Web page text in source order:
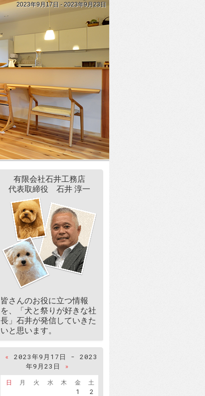
2023年9月17日 - 2023年9月23日
有限会社石井工務店
代表取締役 石井 淳一
皆さんのお役に立つ情報
を、「犬と祭りが好きな社
長」石井が発信していきた
いと思います。
« 2023年9月17日 - 2023
年9月23日
»
日
月 火 水 木 金
土
1
2